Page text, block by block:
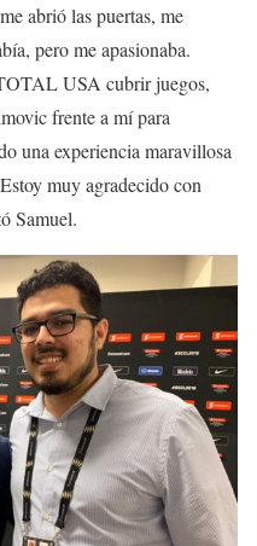
abrió las puertas, me
pero me apasionaba.
USA cubrir juegos,
frente a mí para
una experiencia maravillosa
muy agradecido con
Samuel.